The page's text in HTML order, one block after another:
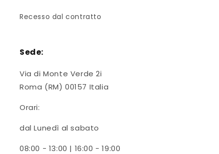
Recesso dal contratto
Sede:
Via di Monte Verde 2i
Roma (RM) 00157 Italia
Orari:
dal Lunedì al sabato
08:00 - 13:00 | 16:00 - 19:00